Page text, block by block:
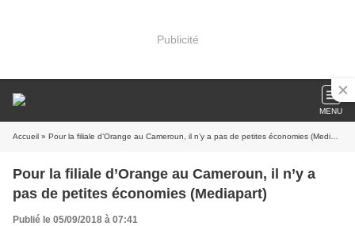
Publicité
MENU
Accueil » Pour la filiale d’Orange au Cameroun, il n’y a pas de petites économies (Mediapart)
Pour la filiale d’Orange au Cameroun, il n’y a
pas de petites économies (Mediapart)
Publié le 05/09/2018 à 07:41